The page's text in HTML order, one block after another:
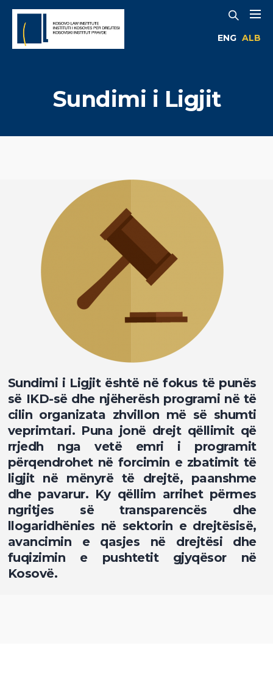
ENG ALB
Sundimi i Ligjit
Sundimi i Ligjit është në fokus të punës
së IKD-së dhe njëherësh programi në të
cilin organizata zhvillon më së shumti
veprimtari. Puna jonë drejt qëllimit që
rrjedh nga vetë emri i programit
përqendrohet në forcimin e zbatimit të
ligjit në mënyrë të drejtë, paanshme
dhe pavarur. Ky qëllim arrihet përmes
ngritjes së transparencës dhe
llogaridhënies në sektorin e drejtësisë,
avancimin e qasjes në drejtësi dhe
fuqizimin e pushtetit gjyqësor në
Kosovë.